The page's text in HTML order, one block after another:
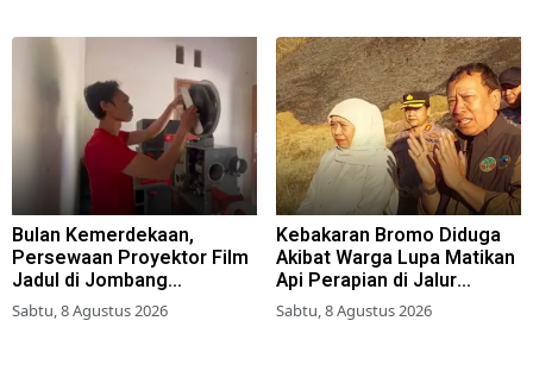
Bulan Kemerdekaan,
Persewaan Proyektor Film
Jadul di Jombang
Meningkat
Sabtu, 8 Agustus 2026
Kebakaran Bromo Diduga
Akibat Warga Lupa Matikan
Api Perapian di Jalur
Tradisional
Sabtu, 8 Agustus 2026